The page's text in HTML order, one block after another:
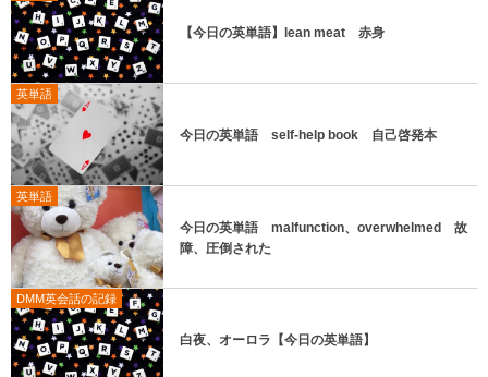
【今日の英単語】lean meat 赤身
英単語
今日の英単語 self-help book 自己啓発本
英単語
今日の英単語 malfunction、overwhelmed 故
障、圧倒された
DMM英会話の記録
白夜、オーロラ【今日の英単語】